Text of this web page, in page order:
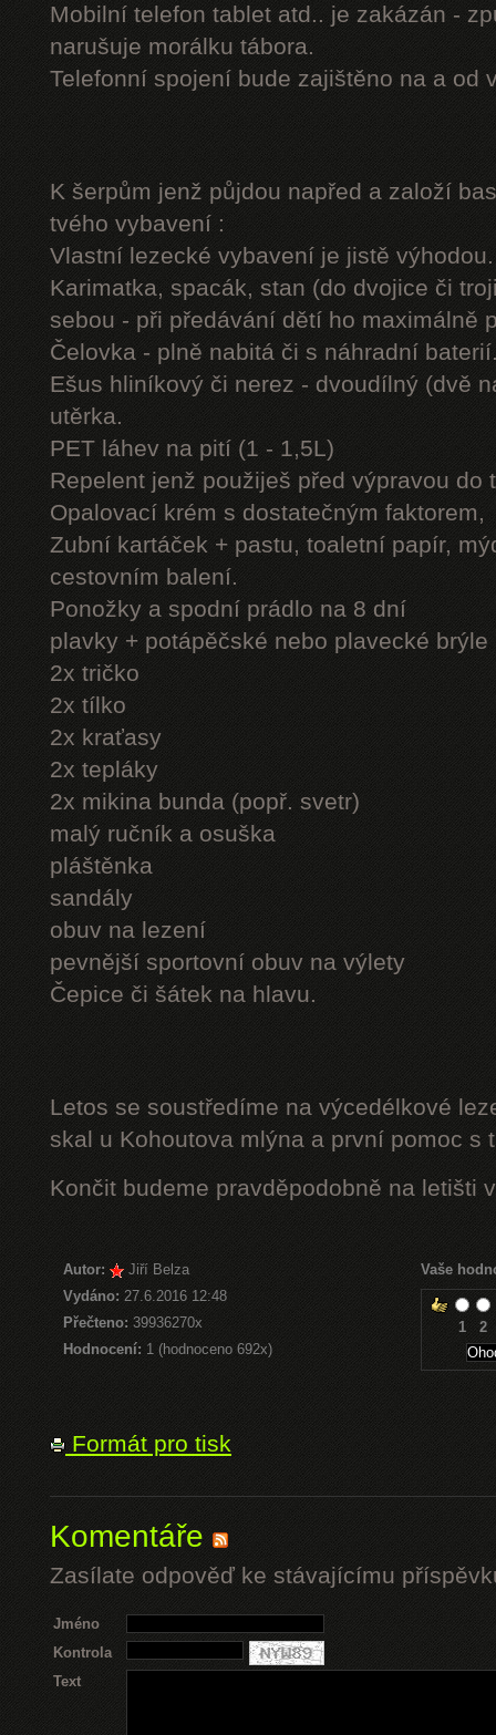
Mobilní telefon tablet atd.. je zakázán -
narušuje morálku tábora.
Telefonní spojení bude zajištěno na a od
K šerpům jenž půjdou napřed a založí
tvého vybavení :
Vlastní lezecké vybavení je jistě výhodou.
Karimatka, spacák, stan (do dvojice či
sebou - při předávání dětí ho maximálně
Čelovka - plně nabitá či s náhradní
Ešus hliníkový či nerez - dvoudílný (dvě
utěrka.
PET láhev na pití (1 - 1,5L)
Repelent jenž použiješ před výpravou do
Opalovací krém s dostatečným faktorem,
Zubní kartáček + pastu, toaletní papír,
cestovním balení.
Ponožky a spodní prádlo na 8 dní
plavky + potápěčské nebo plavecké brýle
2x tričko
2x tílko
2x kraťasy
2x tepláky
2x mikina bunda (popř. svetr)
malý ručník a osuška
pláštěnka
sandály
obuv na lezení
pevnější sportovní obuv na výlety
Čepice či šátek na hlavu.
Letos se soustředíme na výcedélkové
skal u Kohoutova mlýna a první pomoc s
Končit budeme pravděpodobně na letišti
Autor:
Jiří Belza
Vydáno: 27.6.2016 12:48
Přečteno:39936270x
Hodnocení: 1 (hodnoceno 692x)
Vaše
1 2
Formát pro tisk
Komentáře
Zasílate odpověď ke stávajícímu
Jméno
Kontrola
Text